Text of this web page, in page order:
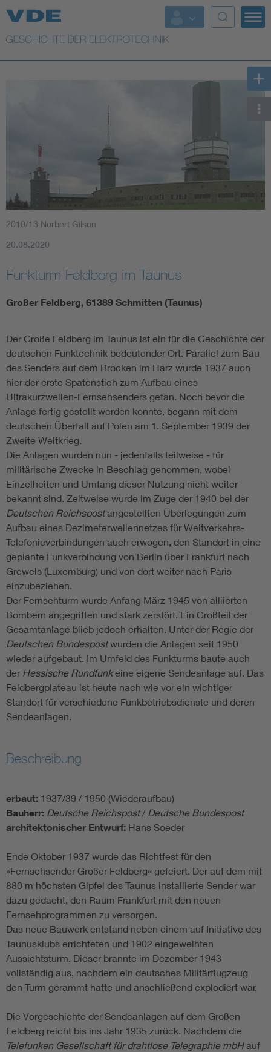
Top Themen
Weitere Themen
2010/13 Norbert Gilson
20.08.2020
Funkturm Feldberg im Taunus
Großer Feldberg, 61389 Schmitten (Taunus)
Der Große Feldberg im Taunus ist ein für die Geschichte der
deutschen Funktechnik bedeutender Ort. Parallel zum Bau
des Senders auf dem Brocken im Harz wurde 1937 auch
hier der erste Spatenstich zum Aufbau eines
Ultrakurzwellen-Fernsehsenders getan. Noch bevor die
Anlage fertig gestellt werden konnte, begann mit dem
deutschen Überfall auf Polen am 1. September 1939 der
Zweite Weltkrieg.
Die Anlagen wurden nun - jedenfalls teilweise - für
militärische Zwecke in Beschlag genommen, wobei
Einzelheiten und Umfang dieser Nutzung nicht weiter
bekannt sind. Zeitweise wurde im Zuge der 1940 bei der
Deutschen Reichspostangestellten Überlegungen zum
Aufbau eines Dezimeterwellennetzes für Weitverkehrs-
Telefonieverbindungen auch erwogen, den Standort in eine
geplante Funkverbindung von Berlin über Frankfurt nach
Grewels (Luxemburg) und von dort weiter nach Paris
einzubeziehen.
Der Fernsehturm wurde Anfang März 1945 von alliierten
Bombern angegriffen und stark zerstört. Ein Großteil der
Gesamtanlage blieb jedoch erhalten. Unter der Regie der
Deutschen Bundespostwurden die Anlagen seit 1950
wieder aufgebaut. Im Umfeld des Funkturms baute auch
der Hessische Rundfunkeine eigene Sendeanlage auf. Das
Feldbergplateau ist heute nach wie vor ein wichtiger
Standort für verschiedene Funkbetriebsdienste und deren
Sendeanlagen.
Beschreibung
erbaut: 1937/39 / 1950 (Wiederaufbau)
Bauherr: Deutsche Reichspost/ Deutsche Bundespost
architektonischer Entwurf: Hans Soeder
Ende Oktober 1937 wurde das Richtfest für den
»Fernsehsender Großer Feldberg« gefeiert. Der auf dem mit
880 m höchsten Gipfel des Taunus installierte Sender war
dazu gedacht, den Raum Frankfurt mit den neuen
Fernsehprogrammen zu versorgen.
Das neue Bauwerk entstand neben einem auf Initiative des
Taunusklubs errichteten und 1902 eingeweihten
Aussichtsturm. Dieser brannte im Dezember 1943
vollständig aus, nachdem ein deutsches Militärflugzeug
den Turm gerammt hatte und anschließend explodiert war.
Die Vorgeschichte der Sendeanlagen auf dem Großen
Feldberg reicht bis ins Jahr 1935 zurück. Nachdem die
Telefunken Gesellschaft für drahtlose Telegraphie mbHauf